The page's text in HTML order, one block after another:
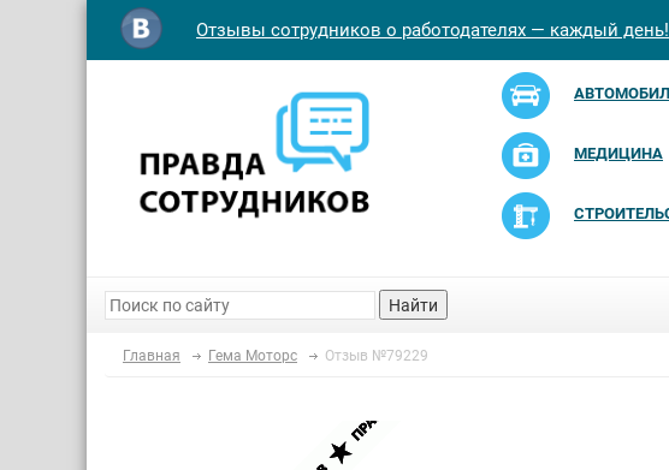
Отзывы сотрудников о работодателях — каждый день!
МЕДИЦИНА
Найти
Главная Гема Моторс Отзыв №79229